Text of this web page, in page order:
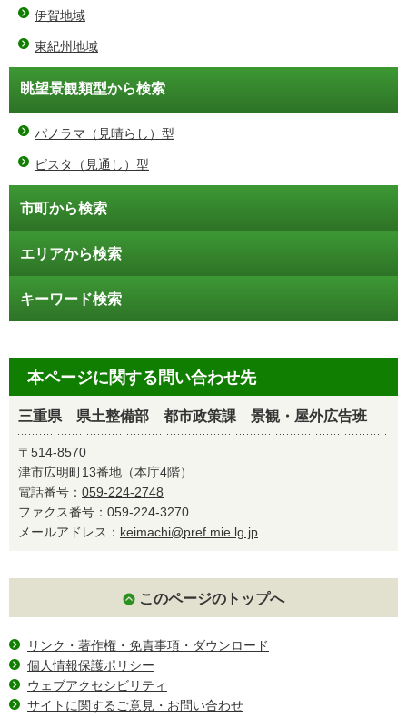
伊賀地域
東紀州地域
眺望景観類型から検索
パノラマ（見晴らし）型
ビスタ（見通し）型
市町から検索
エリアから検索
キーワード検索
本ページに関する問い合わせ先
三重県 県土整備部 都市政策課 景観・屋外広告班
〒514-8570
津市広明町13番地（本庁4階）
電話番号： 059-224-2748
ファクス番号：059-224-3270
メールアドレス： keimachi@pref.mie.lg.jp
このページのトップへ
リンク・著作権・免責事項・ダウンロード
個人情報保護ポリシー
ウェブアクセシビリティ
サイトに関するご意見・お問い合わせ